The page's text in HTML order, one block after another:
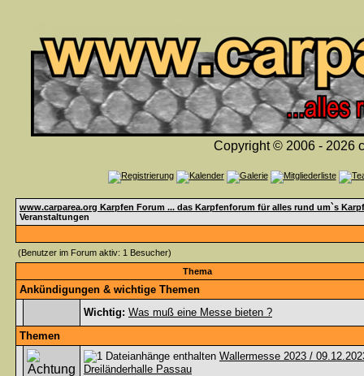
Copyright © 2006 - 2026
www.carparea.org Karpfen Forum ... das Karpfenforum für alles rund um`s
Veranstaltungen
(Benutzer im Forum aktiv: 1 Besucher)
Thema
Ankündigungen & wichtige Themen
Wichtig: Was muß eine Messe bieten ?
Themen
Wallermesse 2023 /
Dreiländerhalle Passau